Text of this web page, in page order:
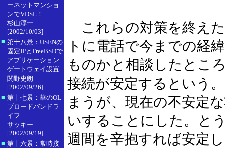
ーネットマンショ
ンでVDSL！
杉山淳一
[2002/10/03]
■ 第十八景：USENの
固定IPとFreeBSDで
アプリケーション
ゲートウェイ設置
関野史朗
[2002/09/26]
■ 第十七景：華のOL
ブロードバンドラ
イフ
サッキー
[2002/09/19]
■ 第十六景：常時接
これらの対策を終え
トに電話で今までの経
ものかと相談したとこ
接続が安定するという
まうが、現在の不安定
いすることにした。と
週間を辛抱すれば安定